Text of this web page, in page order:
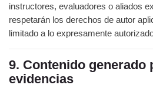
instructores, evaluadores o aliados
respetarán los derechos de autor
limitado a lo expresamente
9. Contenido generado
evidencias